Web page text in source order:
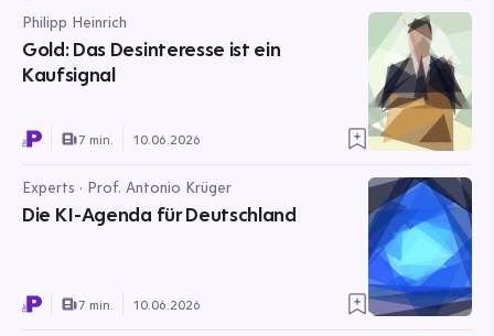
Philipp Heinrich
Gold: Das Desinteresse ist ein
Kaufsignal
7 min. 10.06.2026
Experts · Prof. Antonio Krüger
Die KI-Agenda für Deutschland
7 min. 10.06.2026